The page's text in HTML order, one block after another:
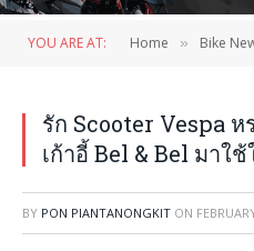
YOU ARE AT: Home » Bike
รัก Scooter Vespa
เก้าอี้ Bel & Bel มาใ
BY PON PIANTANONGKIT ON